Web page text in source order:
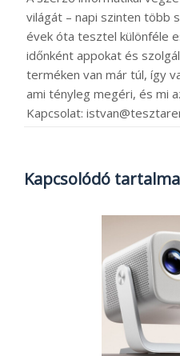
világát – napi szinten több
évek óta tesztel különféle
időnként appokat és
terméken van már túl, így
ami tényleg megéri, és mi
Kapcsolat:
Kapcsolódó